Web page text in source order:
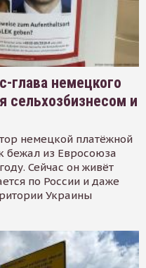
глава немецкого
сельхозбизнесом и
немецкой платёжной
бежал из Евросоюза
Сейчас он живёт
по России и даже
Украины